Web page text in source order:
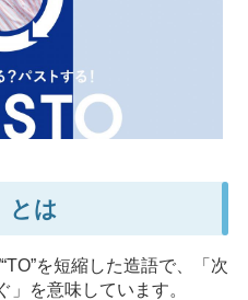
とは
を短縮した造語で、「次
」を意味しています。